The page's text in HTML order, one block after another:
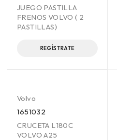
JUEGO PASTILLA
FRENOS VOLVO ( 2
PASTILLAS)
REGÍSTRATE
Volvo
1651032
CRUCETA L180C
VOLVO A25